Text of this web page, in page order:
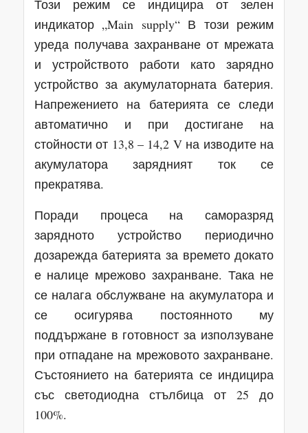
Този режим се индицира от зелен
индикатор „Main supply“ В този режим
уреда получава захранване от мрежата
и устройството работи като зарядно
устройство за акумулаторната батерия.
Напрежението на батерията се следи
автоматично и при достигане на
стойности от 13,8 – 14,2 V на изводите на
акумулатора зарядният ток се
прекратява.
Поради процеса на саморазряд
зарядното устройство периодично
дозарежда батерията за времето докато
е налице мрежово захранване. Така не
се налага обслужване на акумулатора и
се осигурява постоянното му
поддържане в готовност за използуване
при отпадане на мрежовото захранване.
Състоянието на батерията се индицира
със светодиодна стълбица от 25 до
100%.